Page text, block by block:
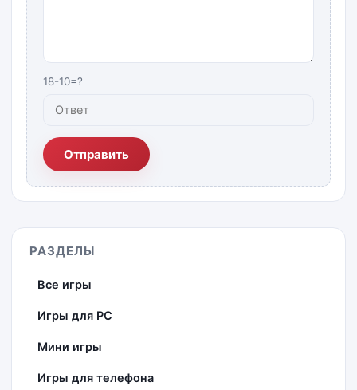
18-10=?
Отправить
РАЗДЕЛЫ
Все игры
Игры для PC
Мини игры
Игры для телефона